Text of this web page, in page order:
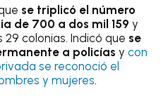
se triplicó el número
de 700 a dos mil 159y
colonias. Indicó que se
a policíasycon
se reconoció el
y mujeres.